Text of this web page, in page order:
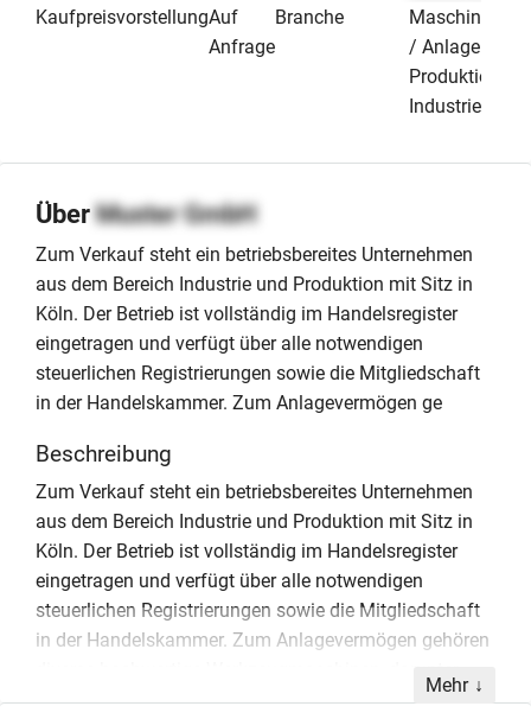
KaufpreisvorstellungAuf
Anfrage
Branche
/ Anlagenbau
Produktion &
Industrie
ÜberMuster GmbH
Zum Verkauf steht ein betriebsbereites Unternehmen
aus dem Bereich Industrie und Produktion mit Sitz in
Köln. Der Betrieb ist vollständig im Handelsregister
eingetragen und verfügt über alle notwendigen
steuerlichen Registrierungen sowie die Mitgliedschaft
in der Handelskammer. Zum Anlagevermögen ge
Beschreibung
Zum Verkauf steht ein betriebsbereites Unternehmen
aus dem Bereich Industrie und Produktion mit Sitz in
Köln. Der Betrieb ist vollständig im Handelsregister
eingetragen und verfügt über alle notwendigen
steuerlichen Registrierungen sowie die Mitgliedschaft
in der Handelskammer. Zum Anlagevermögen gehören
zwei Fräsmaschinen der Typen FP1 und FP2, zwei
Mehr